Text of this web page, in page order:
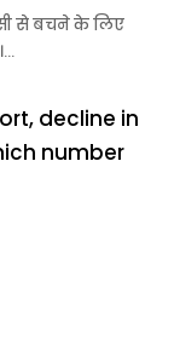
से बचने के लिए